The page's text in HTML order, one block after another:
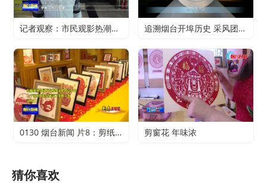
记者观察：市民观影热潮升温 电影行业加快复苏 追溯烟台开埠历史 采风团走进烟台山开埠陈列馆
0130 烟台新闻 片8：剪纸传承 不止于传统 剪窗花 年味浓
猜你喜欢